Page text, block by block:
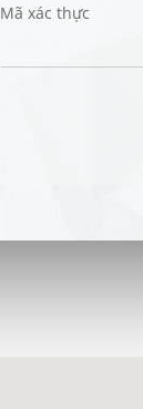
Mã xác thực